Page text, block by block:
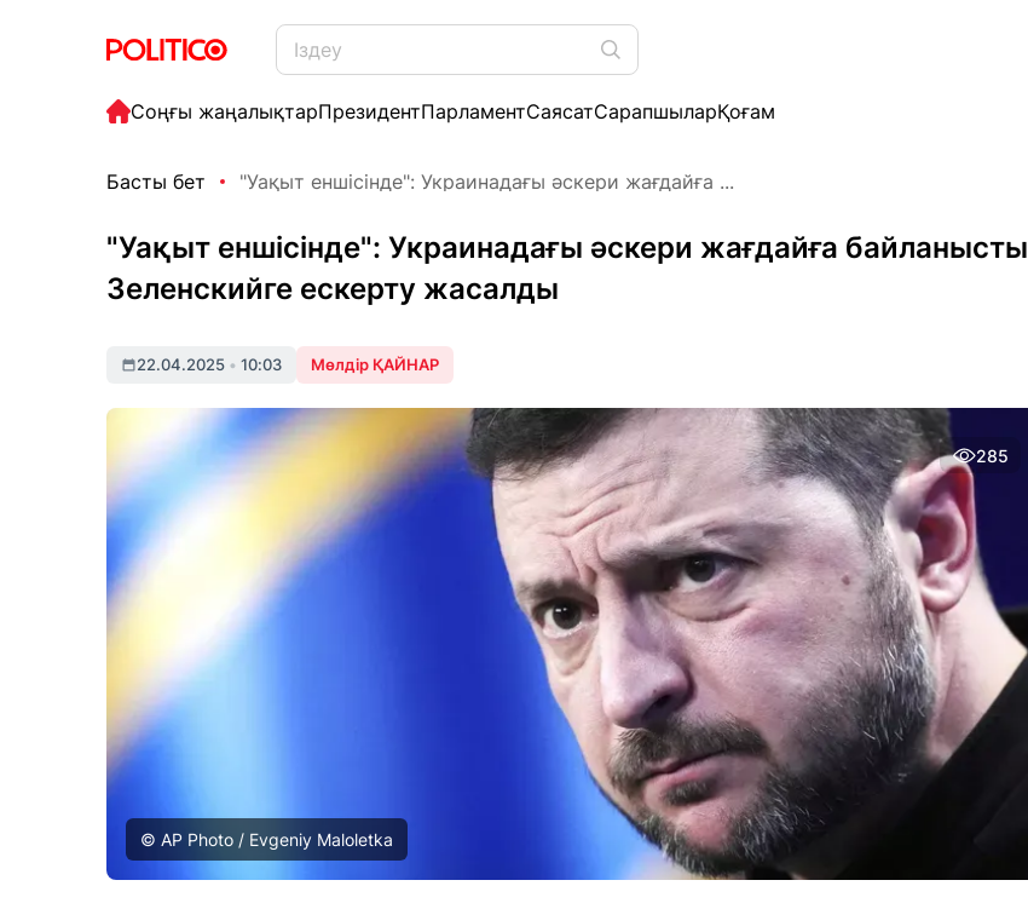
Соңғы жаңалықтарПрезидентПарламентСаясатСарапшыларҚоғам
Басты бет "Уақыт еншісінде": Украинадағы әскери жағдайға ...
"Уақыт еншісінде": Украинадағы әскери жағдайға байланысты
Зеленскийге ескерту жасалды
22.04.2025 • 10:03 Мөлдір ҚАЙНАР
285
© AP Photo / Evgeniy Maloletka